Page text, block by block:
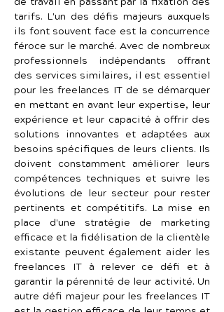
tarifs. L'un des défis majeurs auxquels
ils font souvent face est la concurrence
féroce sur le marché. Avec de nombreux
professionnels indépendants offrant
des services similaires, il est essentiel
pour les freelances IT de se démarquer
en mettant en avant leur expertise, leur
expérience et leur capacité à offrir des
solutions innovantes et adaptées aux
besoins spécifiques de leurs clients. Ils
doivent constamment améliorer leurs
compétences techniques et suivre les
évolutions de leur secteur pour rester
pertinents et compétitifs. La mise en
place d'une stratégie de marketing
efficace et la fidélisation de la clientèle
existante peuvent également aider les
freelances IT à relever ce défi et à
garantir la pérennité de leur activité. Un
autre défi majeur pour les freelances IT